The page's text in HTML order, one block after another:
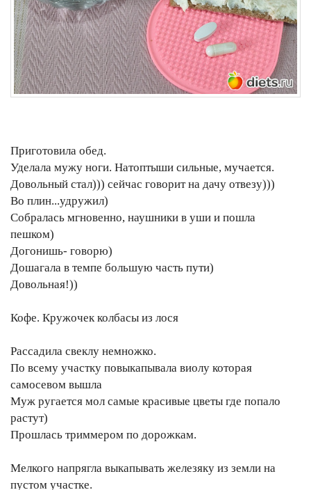
Приготовила обед.
Уделала мужу ноги. Натоптыши сильные, мучается.
Довольный стал))) сейчас говорит на дачу отвезу)))
Во плин...удружил)
Собралась мгновенно, наушники в уши и пошла
пешком)
Догонишь- говорю)
Дошагала в темпе большую часть пути)
Довольная!))
Кофе. Кружочек колбасы из лося
Рассадила свеклу немножко.
По всему участку повыкапывала виолу которая
самосевом вышла
Муж ругается мол самые красивые цветы где попало
растут)
Прошлась триммером по дорожкам.
Мелкого напрягла выкапывать железяку из земли на
пустом участке.